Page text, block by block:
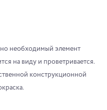
необходимый элемент
на виду и проветривается.
конструкционной